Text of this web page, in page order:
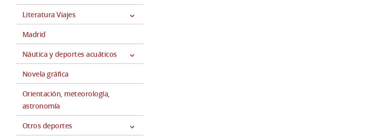
Literatura Viajes
Madrid
Náutica y deportes acuáticos
Novela gráfica
Orientación, meteorología,
astronomía
Otros deportes